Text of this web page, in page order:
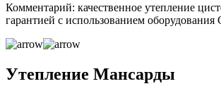
Комментарий: качественное утепление
гарантией с использованием оборудования
Утепление Мансарды